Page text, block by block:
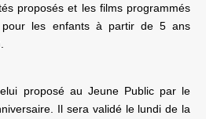
proposés et les films programmés
pour les enfants à partir de 5 ans
proposé au Jeune Public par le
Il sera validé le lundi de la